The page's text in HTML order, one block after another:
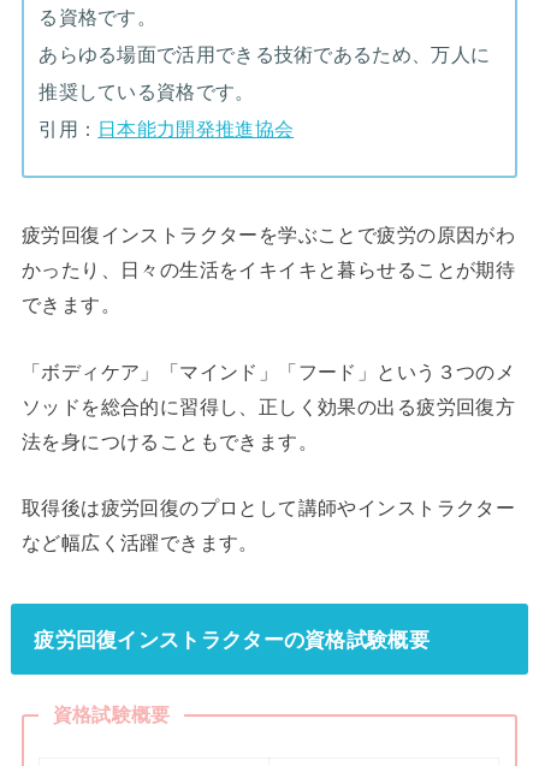
る資格です。
あらゆる場面で活用できる技術であるため、万人に
推奨している資格です。
引用： 日本能力開発推進協会
疲労回復インストラクターを学ぶことで疲労の原因がわ
かったり、日々の生活をイキイキと暮らせることが期待
できます。
「ボディケア」「マインド」「フード」という３つのメ
ソッドを総合的に習得し、正しく効果の出る疲労回復方
法を身につけることもできます。
取得後は疲労回復のプロとして講師やインストラクター
など幅広く活躍できます。
疲労回復インストラクターの資格試験概要
資格試験概要